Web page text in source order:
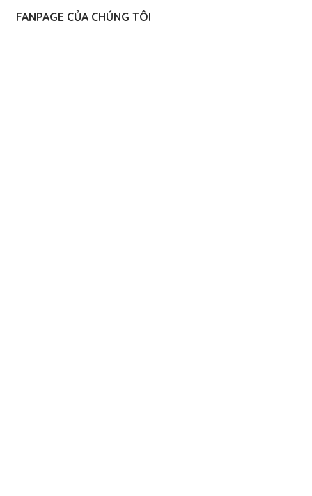
FANPAGE CỦA CHÚNG TÔI